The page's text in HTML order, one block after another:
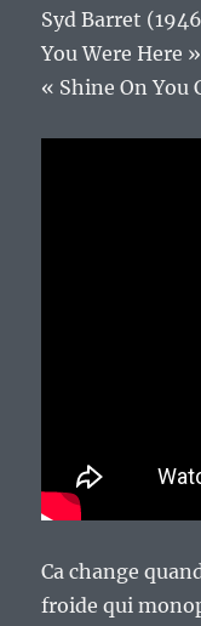
Syd Barret
You Were Here
« Shine On You
Ca change
froide qui